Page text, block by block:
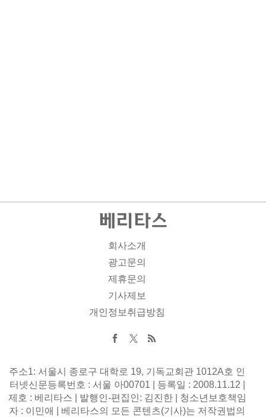
회사소개
광고문의
제휴문의
기사제보
개인정보취급방침
주소1: 서울시 종로구 대학로 19, 기독교회관 1012A호 인
터넷신문등록번호 : 서울 아00701 | 등록일 : 2008.11.12 |
제호 : 베리타스 | 발행인-편집인: 김진한 | 청소년보호책임
자 : 이민애 | 베리타스의 모든 콘텐츠(기사)는 저작권법의